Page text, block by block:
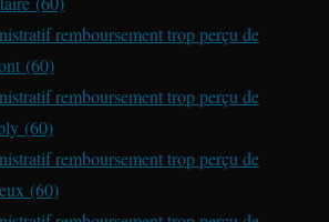
remboursement trop perçu de
(60)
remboursement trop perçu de
(60)
remboursement trop perçu de
(60)